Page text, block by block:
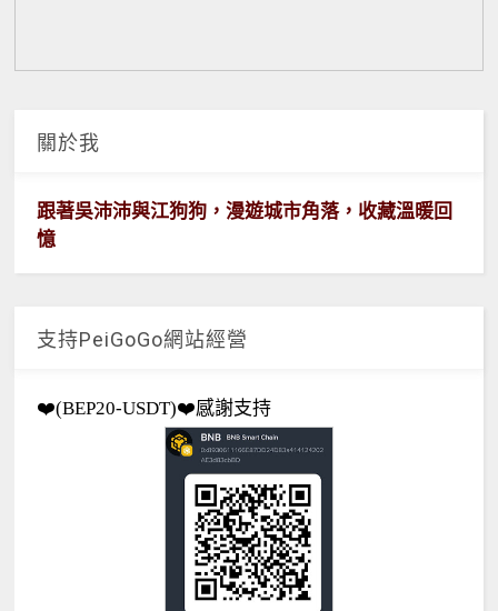
關於我
跟著吳沛沛與江狗狗，漫遊城市角落，收藏溫暖回
憶
支持PeiGoGo網站經營
❤️(BEP20-USDT)❤️感謝支持